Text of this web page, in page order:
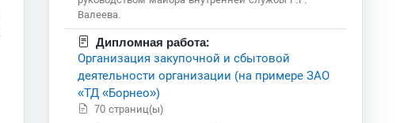
Валеева.
Дипломная работа:
Организация закупочной и сбытовой
деятельности организации (на примере ЗАО
«ТД «Борнео»)
70 страниц(ы)